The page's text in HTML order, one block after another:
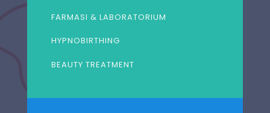
FARMASI & LABORATORIUM
HYPNOBIRTHING
BEAUTY TREATMENT